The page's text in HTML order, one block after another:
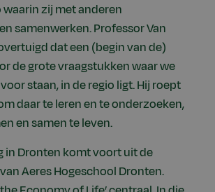
zij met anderen
samenwerken. Professor Van
dat een (begin van de)
de grote vraagstukken waar we
staan, in de regio ligt. Hij roept
daar te leren en te onderzoeken,
en samen te leven.
in Dronten komt voort uit de
Aeres Hogeschool Dronten.